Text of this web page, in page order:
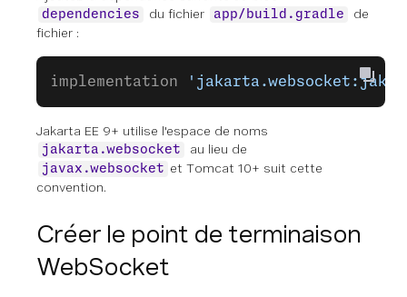
dependencies du fichier app/build.gradle
de
fichier :
implementation
Jakarta EE 9+ utilise l'espace de noms
jakarta.websocket au lieu de
javax.websocket et Tomcat 10+ suit cette
convention.
Créer le point de terminaison
WebSocket